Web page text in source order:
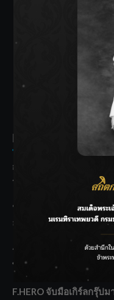
THE
Recent Posts
กรมชลฯ รับฟังประชาชน
ระบายน้ำศรีสองรักฯ
‘แมน การิน’ แชร์ความเชื่
ลาโลกนี้ ให้ใส่บาตรสิ่งนั้น
ราชเลขานุการในพระอง
ทรายใต้ เสริมความมั่นคงน้
F.HERO จับมือเกิร์ลกรุ๊ปม